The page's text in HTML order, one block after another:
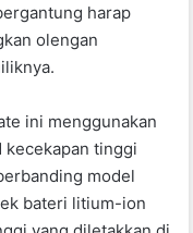
harap
olengan
ini menggunakan
tinggi
model
bateri litium-ion